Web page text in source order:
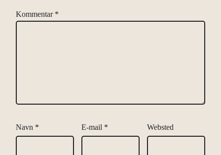
Kommentar *
Navn * E-mail * Websted